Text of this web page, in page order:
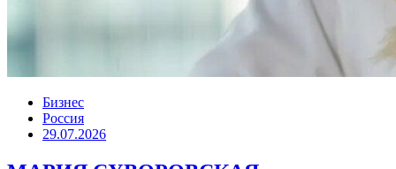
Бизнес
Россия
29.07.2026